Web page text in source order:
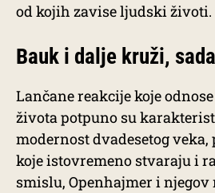
od kojih zavise ljudski životi.
Bauk i dalje kruži,
Lančane reakcije koje
života potpuno su
modernost dvadesetog
koje istovremeno stvaraju i
smislu, Openhajmer i